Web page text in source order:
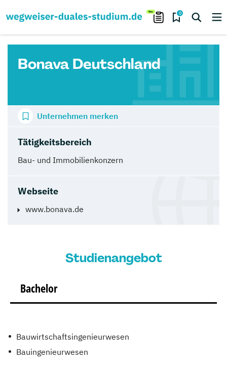
0
Bonava Deutschland
Tätigkeitsbereich
Bau- und Immobilienkonzern
Webseite
www.bonava.de
Unternehmen merken
Studienangebot
Bachelor
Bauwirtschaftsingenieurwesen
Bauingenieurwesen